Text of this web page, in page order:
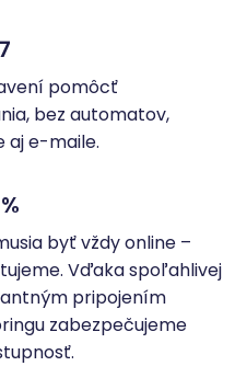
pomôcť
bez automatov,
aj e-maile.
byť vždy online –
Vďaka spoľahlivej
pripojením
zabezpečujeme